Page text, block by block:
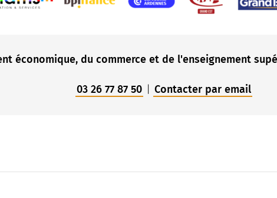
économique, du commerce et de l'enseignement
03 26 77 87 50 Contacter par email